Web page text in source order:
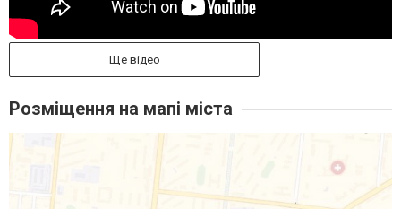
Ще відео
Розміщення на мапі міста